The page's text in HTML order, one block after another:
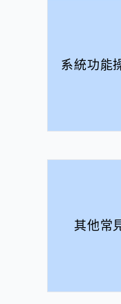
系統功能
其他常